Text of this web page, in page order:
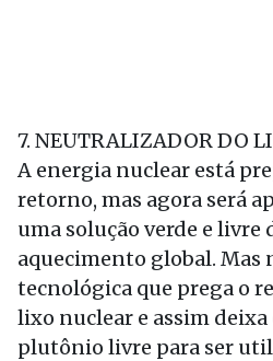
7. NEUTRALIZADOR DO
A energia nuclear está
retorno, mas agora será
uma solução verde e livre
aquecimento global. Mas
tecnológica que prega o
lixo nuclear e assim
plutônio livre para ser